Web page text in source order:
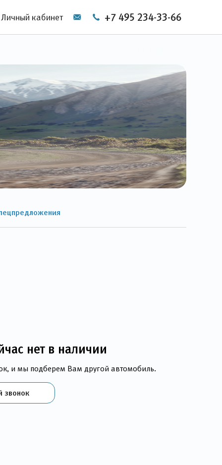
Личный кабинет +7 495 234-33-66
нет в наличии
и мы подберем Вам другой автомобиль.
звонок